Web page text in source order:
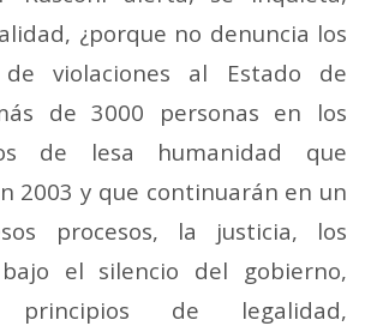
¿porque no denuncia los
de violaciones al Estado de
de 3000 personas en los
de lesa humanidad que
2003 y que continuarán en un
procesos, la justicia, los
el silencio del gobierno,
de legalidad,